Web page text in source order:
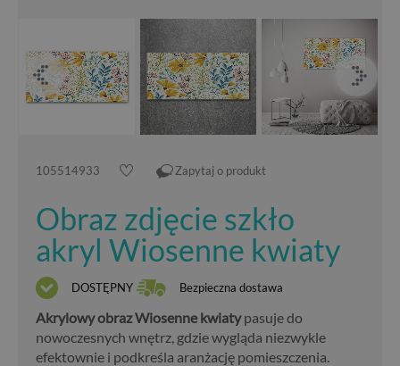
105514933 Zapytaj o produkt
Obraz zdjęcie szkło
akryl Wiosenne kwiaty
DOSTĘPNY Bezpieczna dostawa
Akrylowy obraz Wiosenne kwiatypasuje do
nowoczesnych wnętrz, gdzie wygląda niezwykle
efektownie i podkreśla aranżację pomieszczenia.